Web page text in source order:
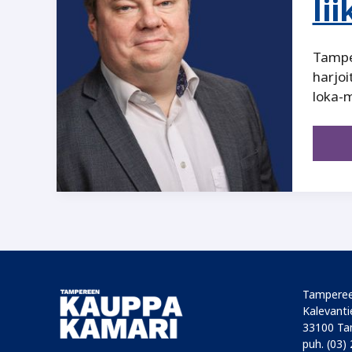
loka-
33100
puh. (03)